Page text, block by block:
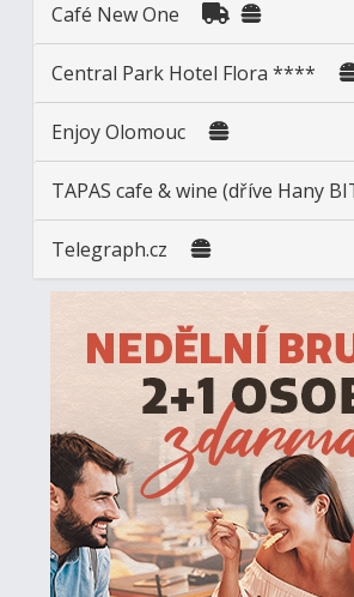
Café New One
Central Park Hotel Flora ****
Enjoy Olomouc
TAPAS cafe & wine (dříve Hany
Telegraph.cz